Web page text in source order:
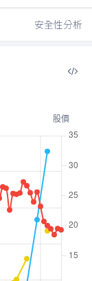
安全性分析